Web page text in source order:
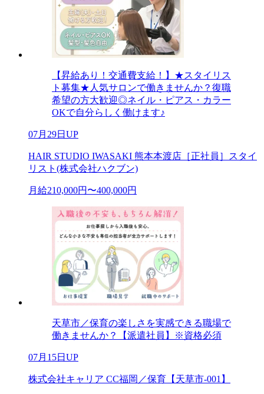
【昇給あり！交通費支給！】★スタイリス
ト募集★人気サロンで働きませんか？復職
希望の方大歓迎◎ネイル・ピアス・カラー
OKで自分らしく働けます♪
07月29日UP
HAIR STUDIO IWASAKI 熊本本渡店［正社員］スタイ
リスト(株式会社ハクブン)
月給210,000円〜400,000円
天草市／保育の楽しさを実感できる職場で
働きませんか？【派遣社員】※資格必須
07月15日UP
株式会社キャリア CC福岡／保育【天草市-001】